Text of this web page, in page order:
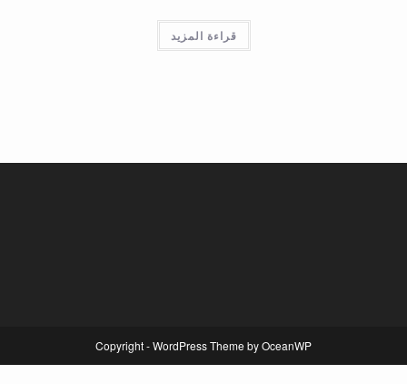
قراءة المزيد
Copyright - WordPress Theme by OceanWP